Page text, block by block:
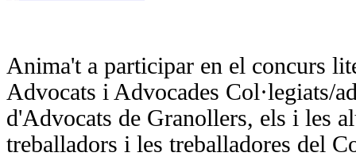
Anima't a participar en el concurs
Advocats i Advocades Col·legiats/
d'Advocats de Granollers, els i les
treballadors i les treballadores del